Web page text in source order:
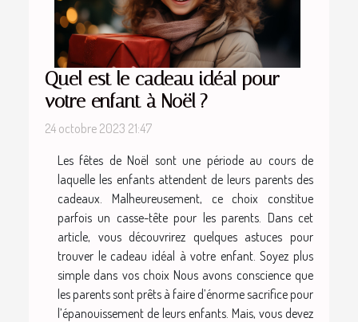
Quel est le cadeau idéal pour
votre enfant à Noël ?
24 octobre 2023 21:47
Les fêtes de Noël sont une période au cours de
laquelle les enfants attendent de leurs parents des
cadeaux. Malheureusement, ce choix constitue
parfois un casse-tête pour les parents. Dans cet
article, vous découvrirez quelques astuces pour
trouver le cadeau idéal à votre enfant. Soyez plus
simple dans vos choix Nous avons conscience que
les parents sont prêts à faire d’énorme sacrifice pour
l’épanouissement de leurs enfants. Mais, vous devez